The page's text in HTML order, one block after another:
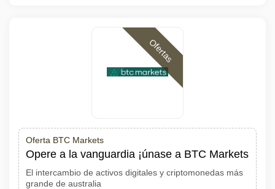
Ofertas
Oferta BTC Markets
Opere a la vanguardia ¡únase a BTC Markets
El intercambio de activos digitales y criptomonedas más
grande de australia